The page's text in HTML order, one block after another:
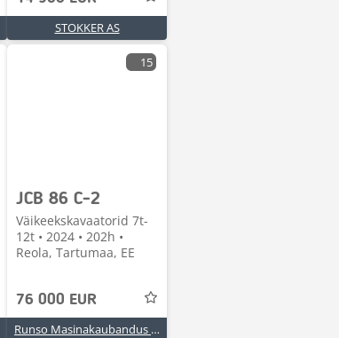
STOKKER AS
15
JCB 86 C-2
Väikeekskavaatorid 7t-
12t • 2024 • 202h •
Reola, Tartumaa, EE
76 000 EUR
Runso Masinakaubandus OÜ